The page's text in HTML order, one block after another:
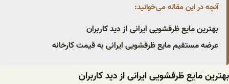
آنچه در این مقاله می‌خوانید:
بهترین مایع ظرفشویی ایرانی از دید کاربران
عرضه مستقیم مایع ظرفشویی ایرانی به قیمت کارخانه
بهترین مایع ظرفشویی ایرانی از دید کاربران